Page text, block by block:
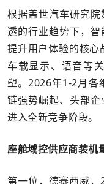
根据盖世汽车研究
透的行业趋势下，智
提升用户体验的核心
车载显示、语音等
塑。2026年1-2月各
链强势崛起、头部
进入全新竞争阶段。
座舱域控供应商装机
第一位，德赛西威